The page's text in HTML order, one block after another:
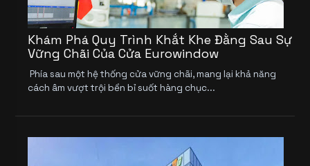
Khám Phá Quy Trình Khắt Khe Đằng Sau Sự
Vững Chãi Của Cửa Eurowindow
Phía sau một hệ thống cửa vững chãi, mang lại khả năng
cách âm vượt trội bền bỉ suốt hàng chục...